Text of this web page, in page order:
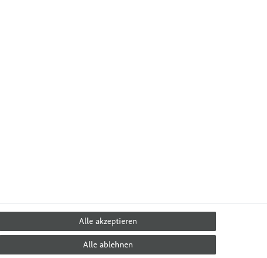
Über Uns
Alle akzeptieren
Alle ablehnen